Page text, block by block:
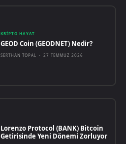
KRIPTO HAYAT
GEOD Coin (GEODNET) Nedir?
SERTHAN TOPAL - 27 TEMMUZ 2026
Lorenzo Protocol (BANK) Bitcoin
Getirisinde Yeni Dönemi Zorluyor